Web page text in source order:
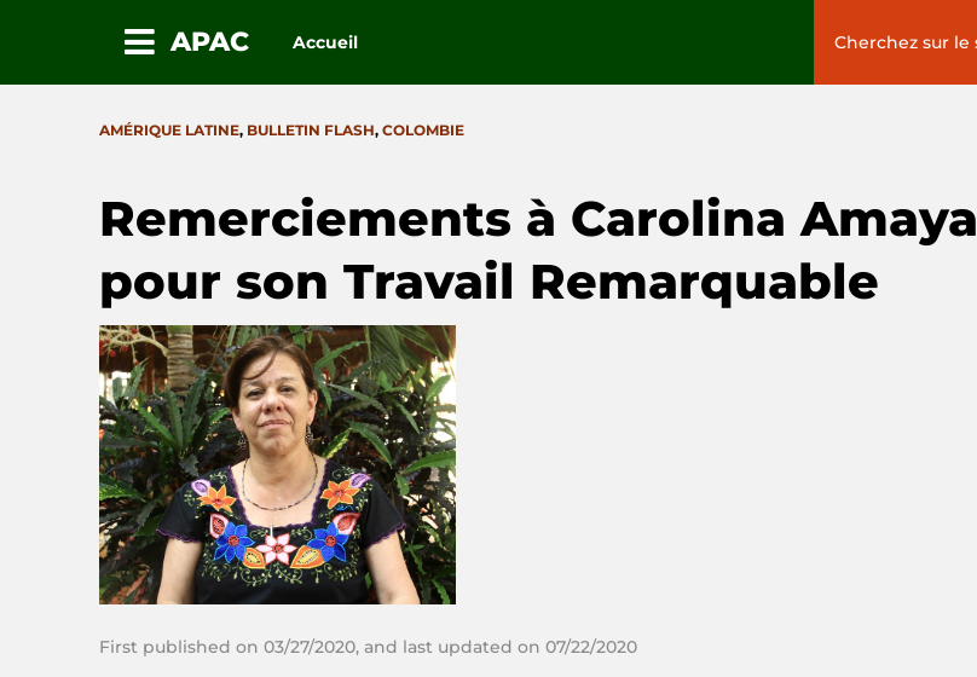
APAC Accueil
Search
CATEGORIES
AMÉRIQUE LATINE, BULLETIN FLASH, COLOMBIE
Remerciements à Carolina Amaya
pour son Travail Remarquable
First published on 03/27/2020, and last updated on 07/22/2020